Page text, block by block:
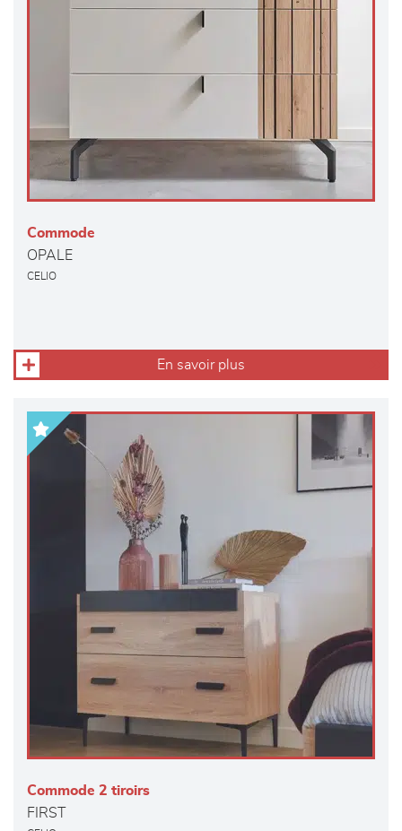
Commode
OPALE
CELIO
En savoir plus
Commode 2 tiroirs
FIRST